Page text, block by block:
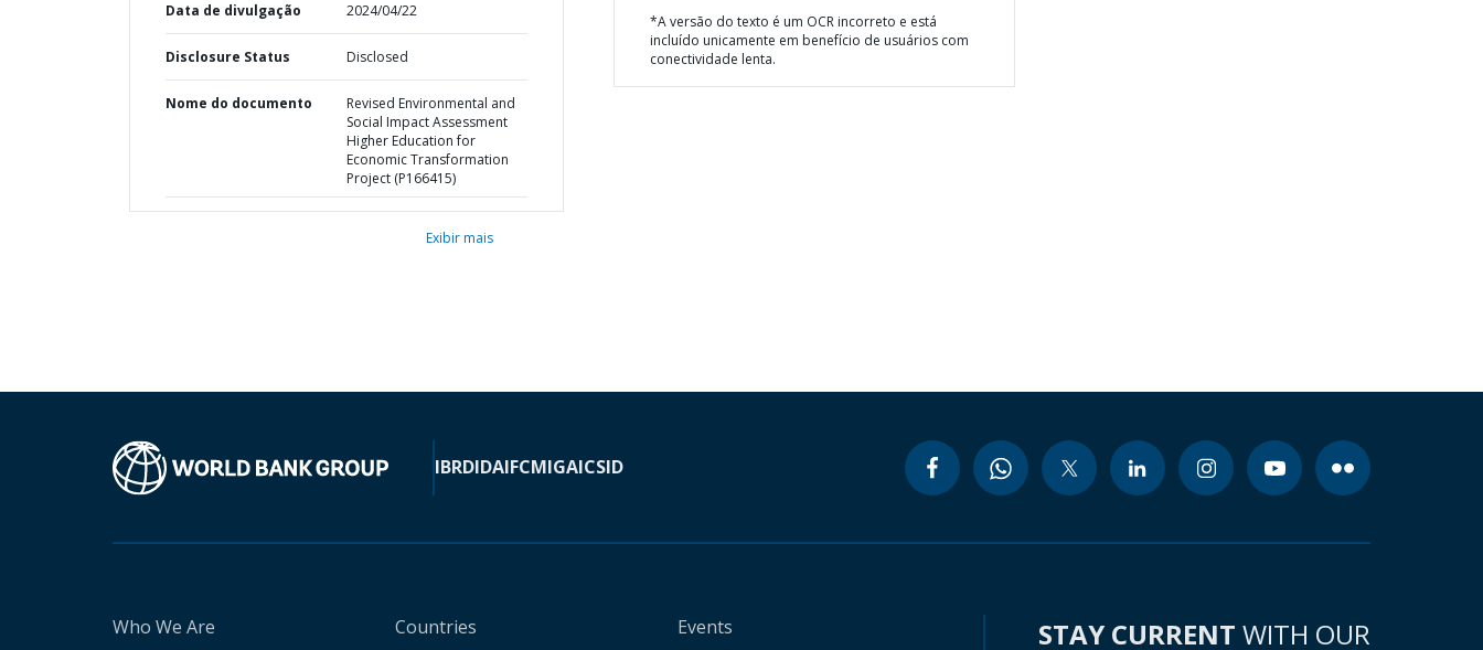
Data de divulgação 2024/04/22
Disclosure Status Disclosed
Nome do documento
Revised Environmental and
Social Impact Assessment
Higher Education for
Economic Transformation
Project (P166415)
Exibir mais
*A versão do texto é um OCR incorreto e está
incluído unicamente em benefício de usuários com
conectividade lenta.
IBRDIDAIFCMIGAICSID
Who We Are Countries Events STAY CURRENT WITH OUR